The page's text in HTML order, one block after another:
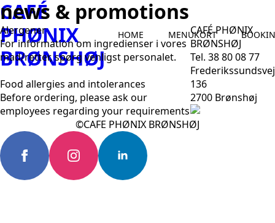
CAFÉ
PHØNIX
BRØNSHØJ
HOME MENUKORT
news & promotions
Alergener
For information om ingredienser i vores
mad/retter, spørg venligst personalet.
Food allergies and intolerances
Before ordering, please ask our
employees regarding your requirements
CAFÉ PHØNIX
BRØNSHØJ
Tel. 38 80 08 77
Frederikssundsvej
136
2700 Brønshøj
©CAFE PHØNIX BRØNSHØJ